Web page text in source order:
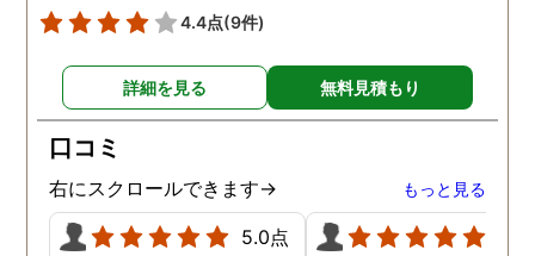
らしいです。 また、さまざ
り、私の精神的なフォロー
だけでなく、その後の弁護
士の紹介やアドバイスもし
ていただき、これから夫と
闘う自信もつきました。 本
当にMJリサーチさんにそ
して代表の方に出会えてよ
お願いしたいと思ってお
ます。本当にありがとう
ざいました。
4.4点(9件)
詳細を見る 無料見積もり
口コミ
右にスクロールできます→ もっと見る
5.0点